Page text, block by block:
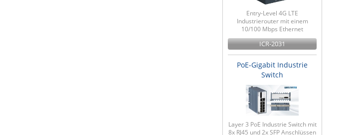
Entry-Level 4G LTE
Industrierouter mit einem
10/100 Mbps Ethernet
ICR-2031
PoE-Gigabit Industrie
Switch
Layer 3 PoE Industrie Switch mit
8x RJ45 und 2x SFP Anschlüssen